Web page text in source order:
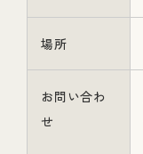
場所
お問い合わ
せ